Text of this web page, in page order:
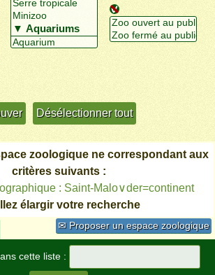
zoologique ne correspondant aux
critères suivants :
: Saint-Malo∨der=continent
élargir votre recherche
✉ Proposer un espace zoologique
cette liste :